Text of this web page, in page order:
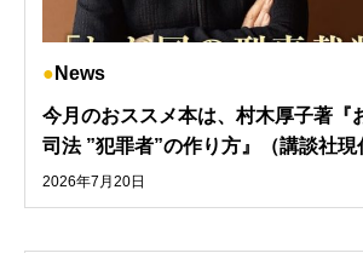
News
今月のおススメ本は、村木厚子著『
司法 ”犯罪者”の作り方』（講談社現
2026年7月20日